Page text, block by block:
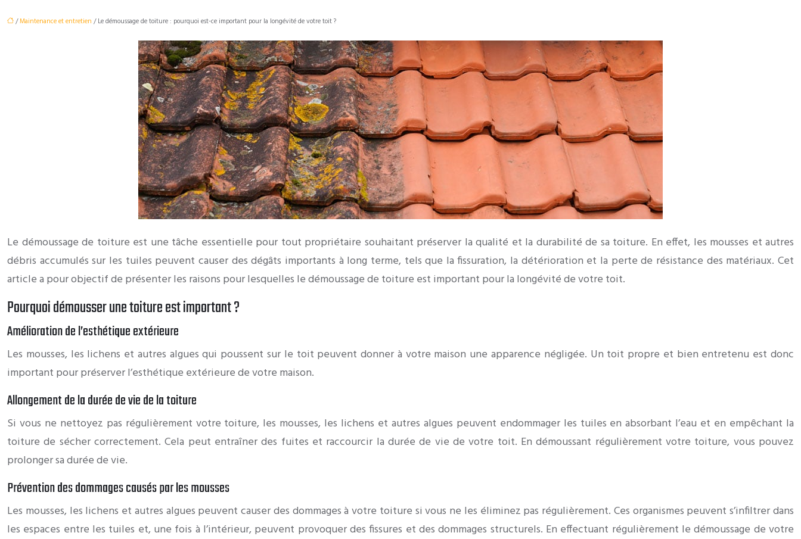
/Maintenance et entretien / Le démoussage de toiture : pourquoi est-ce important pour la longévité de votre toit ?
Le démoussage de toiture est une tâche essentielle pour tout propriétaire souhaitant préserver la qualité et la durabilité de sa toiture. En effet, les mousses et autres
débris accumulés sur les tuiles peuvent causer des dégâts importants à long terme, tels que la fissuration, la détérioration et la perte de résistance des matériaux. Cet
article a pour objectif de présenter les raisons pour lesquelles le démoussage de toiture est important pour la longévité de votre toit.
Pourquoi démousser une toiture est important ?
Amélioration de l’esthétique extérieure
Les mousses, les lichens et autres algues qui poussent sur le toit peuvent donner à votre maison une apparence négligée. Un toit propre et bien entretenu est donc
important pour préserver l’esthétique extérieure de votre maison.
Allongement de la durée de vie de la toiture
Si vous ne nettoyez pas régulièrement votre toiture, les mousses, les lichens et autres algues peuvent endommager les tuiles en absorbant l’eau et en empêchant la
toiture de sécher correctement. Cela peut entraîner des fuites et raccourcir la durée de vie de votre toit. En démoussant régulièrement votre toiture, vous pouvez
prolonger sa durée de vie.
Prévention des dommages causés par les mousses
Les mousses, les lichens et autres algues peuvent causer des dommages à votre toiture si vous ne les éliminez pas régulièrement. Ces organismes peuvent s’infiltrer dans
les espaces entre les tuiles et, une fois à l’intérieur, peuvent provoquer des fissures et des dommages structurels. En effectuant régulièrement le démoussage de votre